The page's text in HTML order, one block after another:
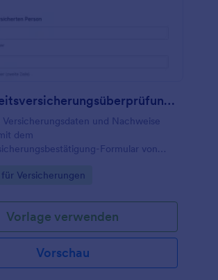
Gesundheitsversicherungsüberprüfungsformular
Versicherungsdaten und Nachweise
dem
Formular von
zur digitalen Datenerfassung und
Versicherungen
Vorlage verwenden
Vorschau